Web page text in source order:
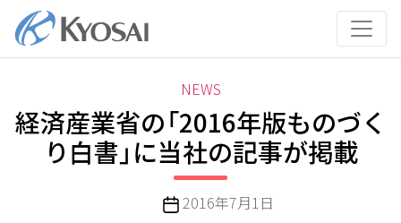
テ
カ
テ
ゴ
リ
ー
NEWS
経済産業省の「2016年版ものづく
り白書」に当社の記事が掲載
投 2016年7月1日